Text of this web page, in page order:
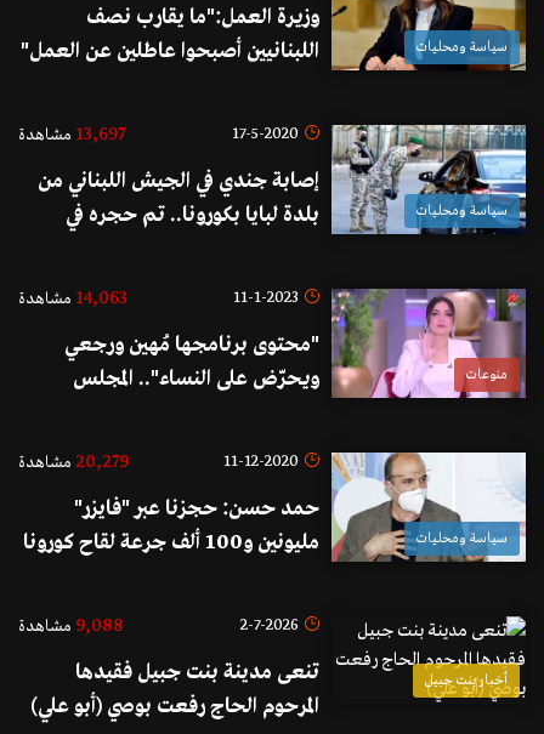
سياسة ومحليات
وزيرة العمل:"ما يقارب نصف
اللبنانيين أصبحوا عاطلين عن العمل"
سياسة ومحليات
17-5-2020
13,697 مشاهدة
إصابة جندي في الجيش اللبناني من
بلدة لبايا بكورونا.. تم حجره في
في البلدة غدا
منوعات
11-1-2023
14,063 مشاهدة
"محتوى برنامجها مُهين ورجعي
ويحرّض على النساء".. المجلس
ضدّ ياسمين عز!
سياسة ومحليات
11-12-2020
20,279 مشاهدة
حمد حسن: حجزنا عبر "فايزر"
مليونين و100 ألف جرعة لقاح كورونا
أخبار بنت جبيل
2-7-2026
9,088 مشاهدة
تنعى مدينة بنت جبيل فقيدها
المرحوم الحاج رفعت بوصي (أبو علي)